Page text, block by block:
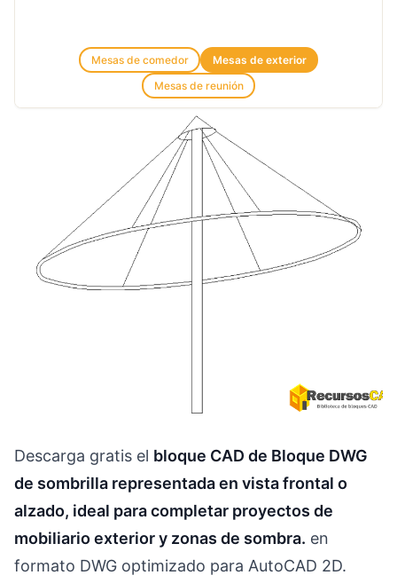
Mesas de comedor
Mesas de exterior
Mesas de reunión
Descarga gratis el bloque CAD de Bloque DWG
de sombrilla representada en vista frontal o
alzado, ideal para completar proyectos de
mobiliario exterior y zonas de sombra. en
formato DWG optimizado para AutoCAD 2D.